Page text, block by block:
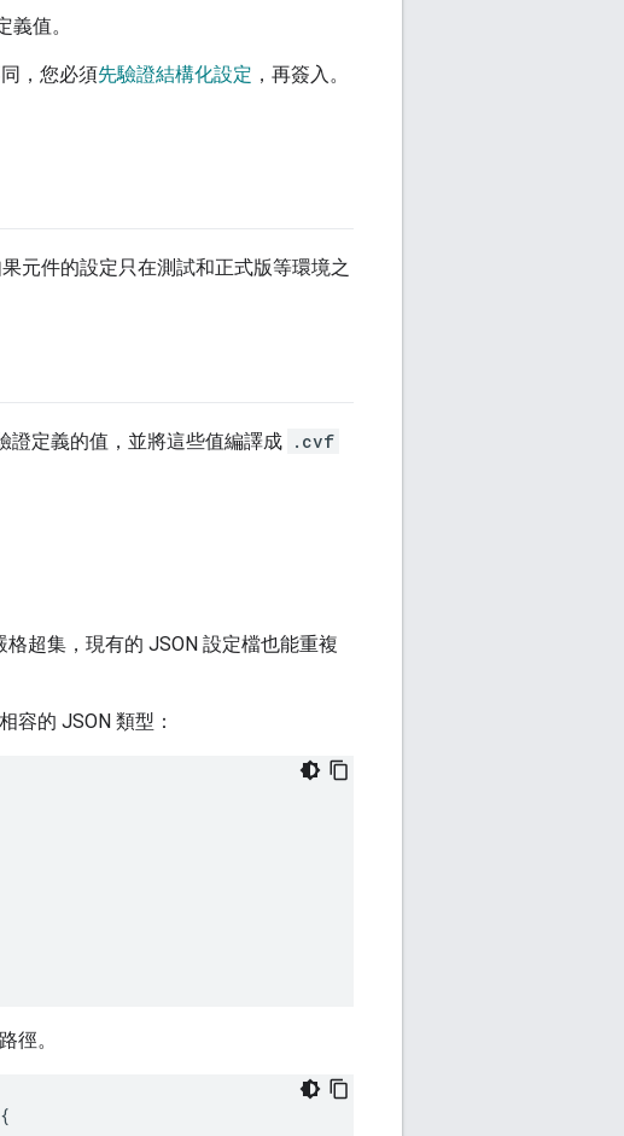
值。
，您必須先驗證結構化設定 ，再簽入。
元件的設定只在測試和正式版等環境之
證定義的值，並將這些值編譯成 .cvf
超集，現有的 JSON 設定檔也能重複
容的 JSON 類型：
徑。